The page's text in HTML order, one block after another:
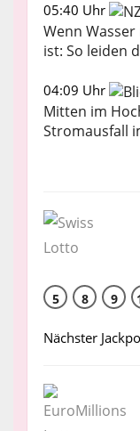
05:40 Uhr
Wenn
ist: So leiden
04:09 Uhr
Mitten im
Stromausfall
5 8 9
Nächster